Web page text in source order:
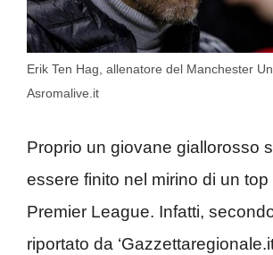
Erik Ten Hag, allenatore del Manchester
Asromalive.it
Proprio un giovane giallorosso
essere finito nel mirino di un top
Premier League. Infatti,
riportato da